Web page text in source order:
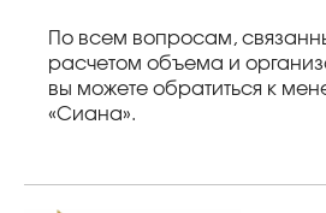
По всем вопросам,
расчетом объема и
вы можете обратиться к
«Сиана».